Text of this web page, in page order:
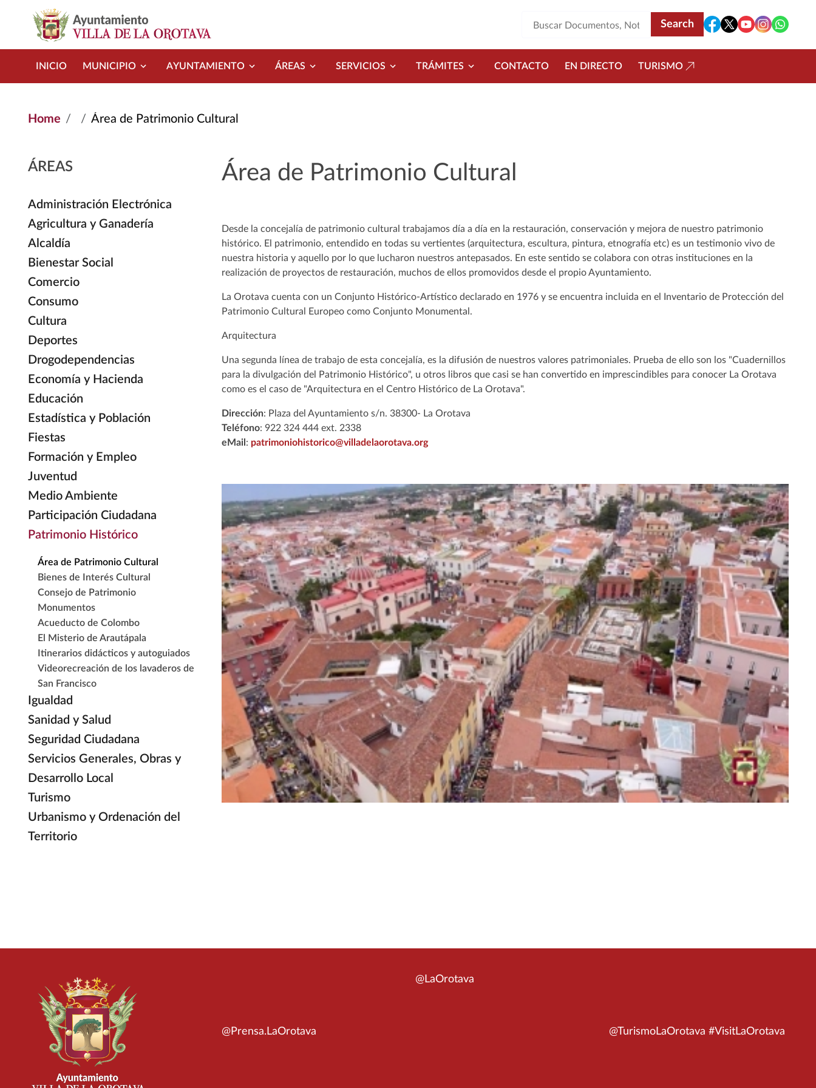
INICIO MUNICIPIO AYUNTAMIENTO ÁREAS SERVICIOS TRÁMITES CONTACTO EN DIRECTO TURISMO
Home Área de Patrimonio Cultural
ÁREAS
Administración Electrónica
Agricultura y Ganadería
Alcaldía
Bienestar Social
Comercio
Consumo
Cultura
Deportes
Drogodependencias
Economía y Hacienda
Educación
Estadística y Población
Fiestas
Formación y Empleo
Juventud
Medio Ambiente
Participación Ciudadana
Patrimonio Histórico
Área de Patrimonio Cultural
Bienes de Interés Cultural
Consejo de Patrimonio
Monumentos
Acueducto de Colombo
El Misterio de Arautápala
Itinerarios didácticos y autoguiados
Videorecreación de los lavaderos de
San Francisco
Igualdad
Sanidad y Salud
Seguridad Ciudadana
Servicios Generales, Obras y
Desarrollo Local
Turismo
Urbanismo y Ordenación del
Territorio
Área de Patrimonio Cultural
Desde la concejalía de patrimonio cultural trabajamos día a día en la restauración, conservación y mejora de nuestro patrimonio
histórico. El patrimonio, entendido en todas su vertientes (arquitectura, escultura, pintura, etnografía etc) es un testimonio vivo de
nuestra historia y aquello por lo que lucharon nuestros antepasados. En este sentido se colabora con otras instituciones en la
realización de proyectos de restauración, muchos de ellos promovidos desde el propio Ayuntamiento.
La Orotava cuenta con un Conjunto Histórico-Artístico declarado en 1976 y se encuentra incluida en el Inventario de Protección del
Patrimonio Cultural Europeo como Conjunto Monumental.
Arquitectura
Una segunda línea de trabajo de esta concejalía, es la difusión de nuestros valores patrimoniales. Prueba de ello son los "Cuadernillos
para la divulgación del Patrimonio Histórico", u otros libros que casi se han convertido en imprescindibles para conocer La Orotava
como es el caso de "Arquitectura en el Centro Histórico de La Orotava".
Dirección: Plaza del Ayuntamiento s/n. 38300- La Orotava
Teléfono: 922 324 444 ext. 2338
eMail : patrimoniohistorico@villadelaorotava.org
@Prensa.LaOrotava
@LaOrotava
@TurismoLaOrotava #VisitLaOrotava